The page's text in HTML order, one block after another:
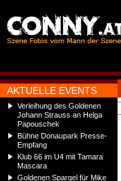
AKTUELLE EVENTS
Verleihung des Goldenen
Johann Strauss an Helga
Papouschek
Bühne Donaupark Presse-
Empfang
Klub 66 im U4 mit Tamara
Mascara
Goldenen Spargel für Mike